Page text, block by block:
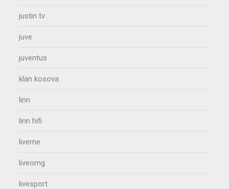
justin tv
juve
juventus
klan kosova
linn
linn hifi
liveme
liveomg
livesport